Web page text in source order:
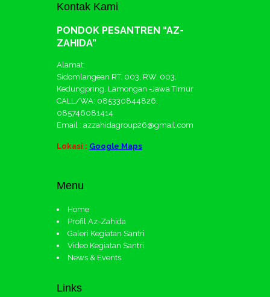
Kontak Kami
PONDOK PESANTREN “AZ-
ZAHIDA”
Alamat:
Sidomlangean RT. 003, RW. 003,
Kedungpring, Lamongan -Jawa Timur
CALL/WA: 085330844826,
085746081414
Email : azzahidagroup26@gmail.com
Lokasi : Google Maps
Menu
Home
Profil Az-Zahida
Galeri Kegiatan Santri
Video Kegiatan Santri
News & Events
Links